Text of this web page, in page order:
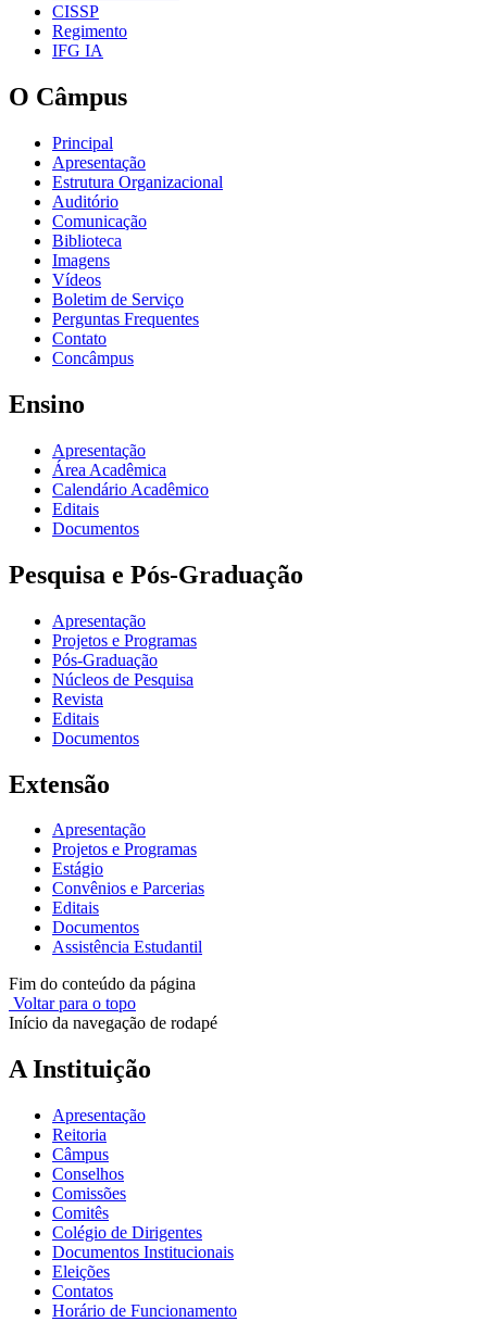
CISSP
Regimento
IFG IA
O Câmpus
Principal
Apresentação
Estrutura Organizacional
Auditório
Comunicação
Biblioteca
Imagens
Vídeos
Boletim de Serviço
Perguntas Frequentes
Contato
Concâmpus
Ensino
Apresentação
Área Acadêmica
Calendário Acadêmico
Editais
Documentos
Pesquisa e Pós-Graduação
Apresentação
Projetos e Programas
Pós-Graduação
Núcleos de Pesquisa
Revista
Editais
Documentos
Extensão
Apresentação
Projetos e Programas
Estágio
Convênios e Parcerias
Editais
Documentos
Assistência Estudantil
Fim do conteúdo da página
Voltar para o topo
Início da navegação de rodapé
A Instituição
Apresentação
Reitoria
Câmpus
Conselhos
Comissões
Comitês
Colégio de Dirigentes
Documentos Institucionais
Eleições
Contatos
Horário de Funcionamento